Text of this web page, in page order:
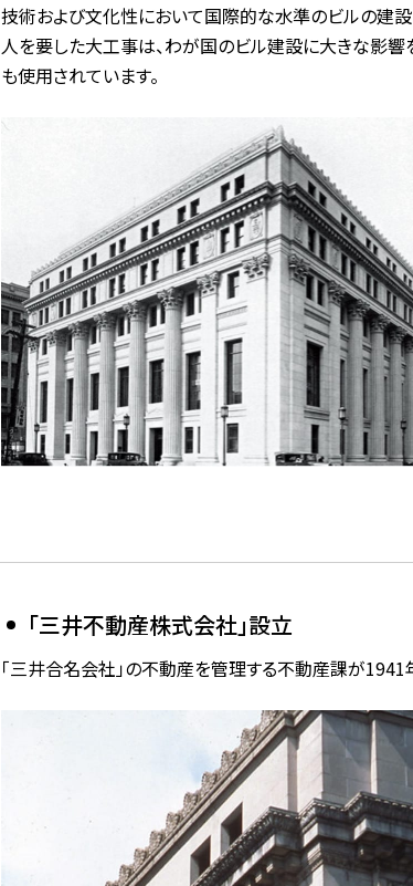
技術および文化性において国際的な水準のビルの建
人を要した大工事は、わが国のビル建設に大きな影響
も使用されています。
「三井不動産株式会社」設立
「三井合名会社」の不動産を管理する不動産課が1941